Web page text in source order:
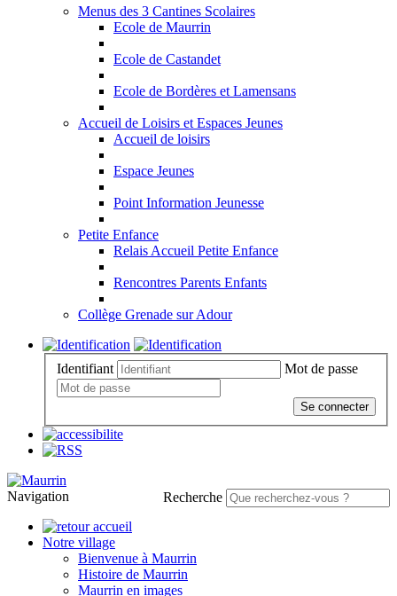
Menus des 3 Cantines Scolaires
Ecole de Maurrin
Ecole de Castandet
Ecole de Bordères et Lamensans
Accueil de Loisirs et Espaces Jeunes
Accueil de loisirs
Espace Jeunes
Point Information Jeunesse
Petite Enfance
Relais Accueil Petite Enfance
Rencontres Parents Enfants
Collège Grenade sur Adour
Identifiant Mot de passe
Se connecter
Recherche
Navigation
Notre village
Bienvenue à Maurrin
Histoire de Maurrin
Maurrin en images